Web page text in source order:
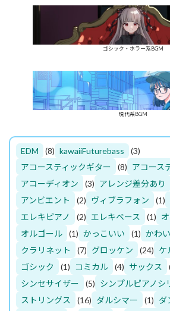
ゴシック・ホラー系BGM
現代系BGM
EDM (8) kawaiiFuturebass
(3)
アコースティックギター
(8) アコース
アコーディオン
(3) アレンジ差分あり
アンビエント
(2) ヴィブラフォン (1)
エレキピアノ
(2) エレキベース (1)
オルゴール
(1) かっこいい (1) かわ
クラリネット
(7) グロッケン (24) ケ
ゴシック
(1) コミカル (4) サックス
シンセサイザー
(5) シンプルピアノシ
ストリングス
(16) ダルシマー (1) ダ